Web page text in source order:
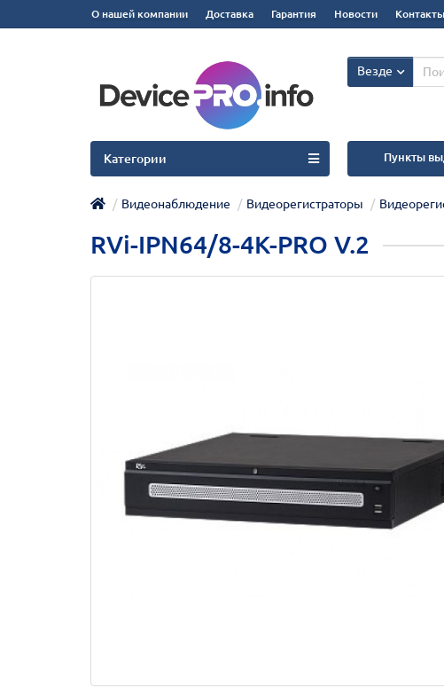
О нашей компании Доставка Гарантия Новости Контакты
Везде
Пункты
Категории
Видеонаблюдение Видеорегистраторы
RVi-IPN64/8-4K-PRO V.2